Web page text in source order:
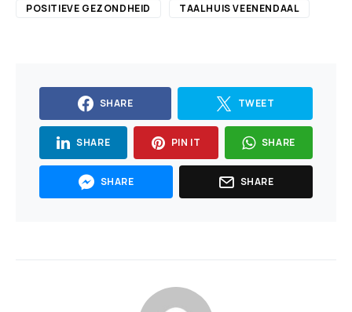
POSITIEVE GEZONDHEID
TAALHUIS VEENENDAAL
SHARE TWEET
SHARE PIN IT SHARE
SHARE SHARE